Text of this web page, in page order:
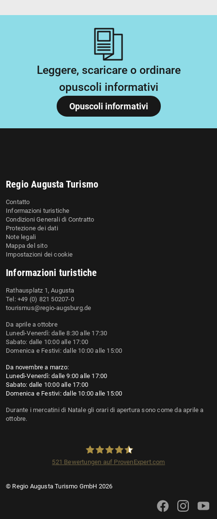
Leggere, scaricare o ordinare
opuscoli informativi
Opuscoli informativi
Regio Augusta Turismo
Contatto
Informazioni turistiche
Condizioni Generali di Contratto
Protezione dei dati
Note legali
Mappa del sito
Impostazioni dei cookie
Informazioni turistiche
Rathausplatz 1, Augusta
Tel: +49 (0) 821 50207-0
tourismus@regio-augsburg.de
Da aprile a ottobre
Lunedì-Venerdì: dalle 8:30 alle 17:30
Sabato: dalle 10:00 alle 17:00
Domenica e Festivi: dalle 10:00 alle 15:00
Da novembre a marzo:
Lunedì-Venerdì: dalle 9:00 alle 17:00
Sabato: dalle 10:00 alle 17:00
Domenica e Festivi: dalle 10:00 alle 15:00
Durante i mercatini di Natale gli orari di apertura sono come da aprile a
ottobre.
521 Bewertungen auf ProvenExpert.com
© Regio Augusta Turismo GmbH 2026
Augsburg
Augsburg Turismo